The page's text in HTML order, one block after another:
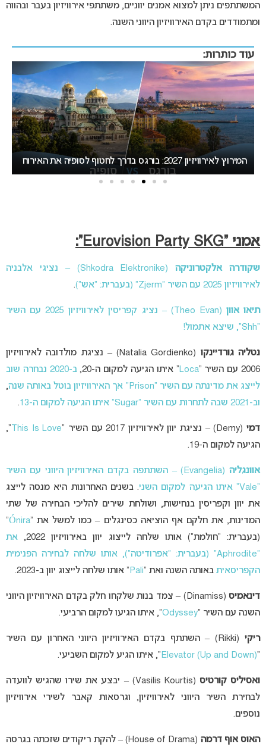
המשתתפים ניתן למצוא אמנים יווניים, משתתפי אירוויזיון בעבר ובהווה
ומתמודדים בקדם האירוויזיון היווני השנה.
עוד כותרות:
אירוויזיון 2027 עשוי לאמץ שיטת הצבעה חדשה שתפגע
בישראל
אמני “Eurovision Party SKG”:
שקודרה אלקטרוניקה
(Shkodra Elektronike) – נציגי אלבניה
לאירוויזיון 2025 עם השיר “Zjerm” (בעברית: “אש”)
.
תיאו אוון
(Theo Evan) – נציג קפריסין לאירוויזיון 2025 עם השיר
“Shh”, שיצא אתמול!
נטליה גורדיינקו
(Natalia Gordienko) – נציגת מולדובה לאירוויזיון
2006 עם השיר “
Loca” איתו הגיעה למקום ה-20,
ב-2020 נבחרה שוב
לייצג את מדינתה עם השיר “Prison” אך האירוויזיון בוטל באותה שנה
,
וב-2021 שבה לתחרות עם השיר “Sugar” איתו הגיעה למקום ה-13
.
דמי(Demy) – נציגת יוון לאירוויזיון 2017 עם השיר “ This Is Love
“,
הגיעה למקום ה-19.
אוונגליה
(Evangelia) – השתתפה בקדם האירוויזיון היווני עם השיר
“Vale” איתו הגיעה למקום השני
. בשנים האחרונות היא מנסה לייצג
את יוון וקפריסין בנחישות, ושולחת שירים להליכי הבחירה של שתי
המדינות, את חלקם אף הוציאה כסינגלים – כמו למשל את “Ónira
”
(בעברית: “חולמת”) אותו שלחה לייצוג יוון באירוויזיון 2022,
את
“Aphrodite” (בעברית: “אפרודיטה”), אותו שלחה לבחירה הפנימית
הקפריסאית באותה השנה ואת “Pali ” אותו שלחה לייצוג יוון ב-2023.
דינאמיס
(Dinamiss) – צמד בנות שלקחו חלק בקדם האירוויזיון היווני
השנה עם השיר “Odyssey“, איתו הגיעו למקום הרביעי.
ריקי
(Rikki) – השתתף בקדם האירוויזיון היווני האחרון עם השיר
“
Elevator (Up and Down) “, איתו הגיע למקום השביעי.
ואסיליס קורטיס
(Vasilis Kourtis) – יבצע את שירו שהגיש לוועדה
לבחירת השיר היווני לאירוויזיון, וגרסאות קאבר לשירי אירוויזיון
נוספים.
האוס אוף דרמה (House of Drama) – להקת ריקודים שזכתה בגרסה